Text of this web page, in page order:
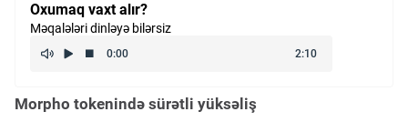
Kriptovalyuta
Oxumaq vaxt alır?
Məqalələri dinləyə bilərsiz
Morpho tokenində sürətli yüksəliş